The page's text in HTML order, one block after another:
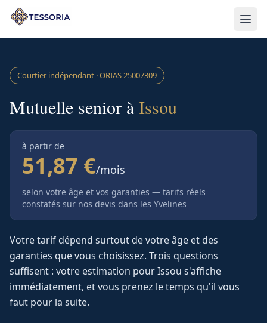
Aller au contenu principal
Courtier indépendant · ORIAS25007309
Mutuelle senior àIssou
à partir de
51,87 €/mois
selon votre âge et vos garanties — tarifs réels
constatés sur nos devis dans les Yvelines
Votre tarif dépend surtout de votre âge et des
garanties que vous choisissez. Trois questions
suffisent : votre estimation pourIssou s'affiche
immédiatement, et vous prenez le temps qu'il vous
faut pour la suite.